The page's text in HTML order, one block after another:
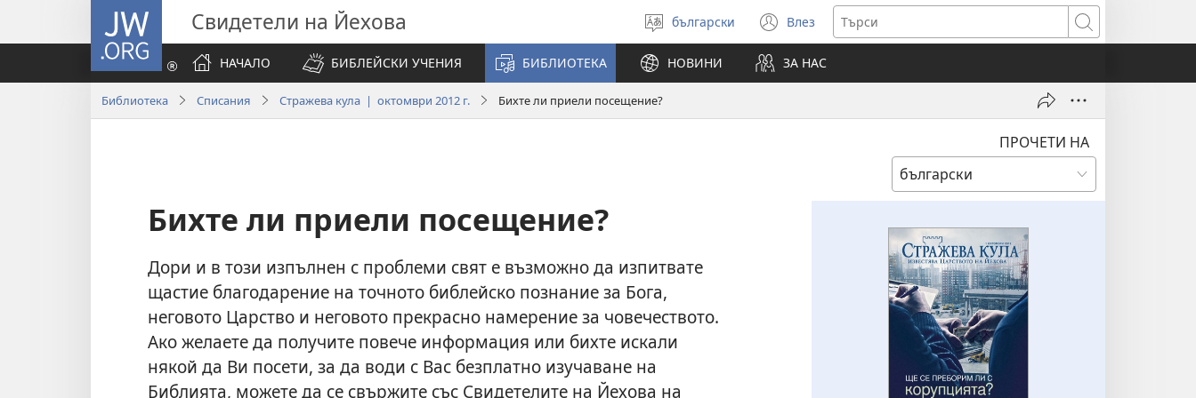
JW.ORG Свидетели на Йехова
Избери
език
български Влез
(отваря
нов
прозорец)
Търси
НАЧАЛО
БИБЛЕЙСКИ УЧЕНИЯ БИБЛИОТЕКА НОВИНИ ЗА НАС
Библиотека Списания Стражева кула | октомври 2012 г. Бихте ли приели посещение?
ПРОЧЕТИ НА
Бихте ли приели посещение?
Дори и в този изпълнен с проблеми свят е възможно да изпитвате
щастие благодарение на точното библейско познание за Бога,
неговото Царство и неговото прекрасно намерение за човечеството.
Ако желаете да получите повече информация или бихте искали
някой да Ви посети, за да води с Вас безплатно изучаване на
Библията, можете да се свържите със Свидетелите на Йехова на